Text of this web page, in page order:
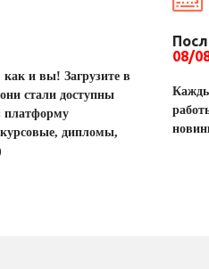
и вы! Загрузите в
стали доступны
платформу
дипломы,
08/